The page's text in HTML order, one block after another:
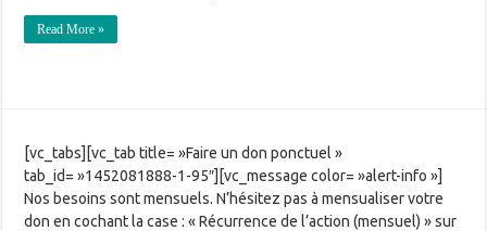
Read More »
[vc_tabs][vc_tab title= »Faire un don ponctuel »
tab_id= »1452081888-1-95″][vc_message color= »alert-info »]
Nos besoins sont mensuels. N’hésitez pas à mensualiser votre
don en cochant la case : « Récurrence de l’action (mensuel) » sur